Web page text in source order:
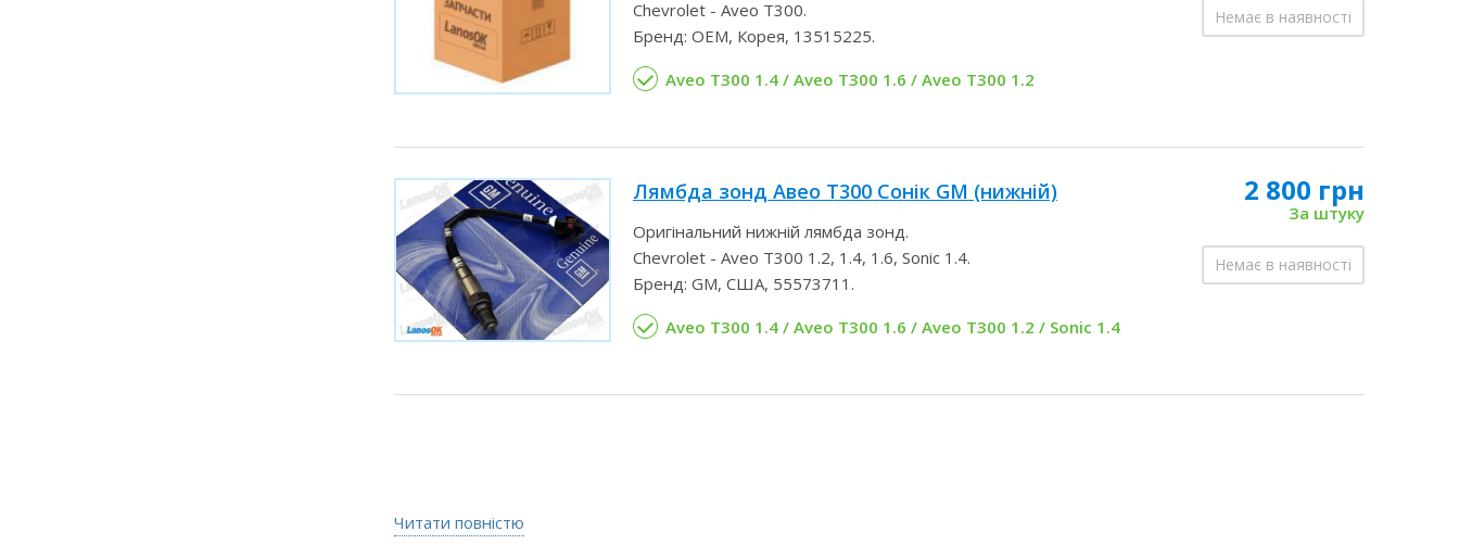
Немає в наявності
Chevrolet - Aveo T300.
Бренд: OEM, Корея, 13515225.
Aveo T300 1.4 / Aveo T300 1.6 / Aveo T300 1.2
2 800 грн
За штуку
Немає в наявності
Лямбда зонд Авео Т300 Сонік GM (нижній)
Оригінальний нижній лямбда зонд.
Chevrolet - Aveo T300 1.2, 1.4, 1.6, Sonic 1.4.
Бренд: GM, США, 55573711.
Aveo T300 1.4 / Aveo T300 1.6 / Aveo T300 1.2 / Sonic 1.4
Читати повністю